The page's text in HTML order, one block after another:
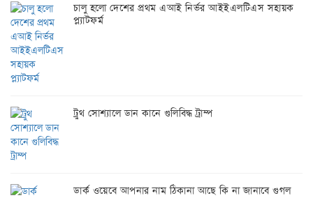
চালু হলো দেশের প্রথম এআই নির্ভর আইইএলটিএস সহায়ক
প্ল্যাটফর্ম
ট্রুথ সোশ্যালে ডান কানে গুলিবিদ্ধ ট্রাম্প
ডার্ক ওয়েবে আপনার নাম ঠিকানা আছে কি না জানাবে গুগল